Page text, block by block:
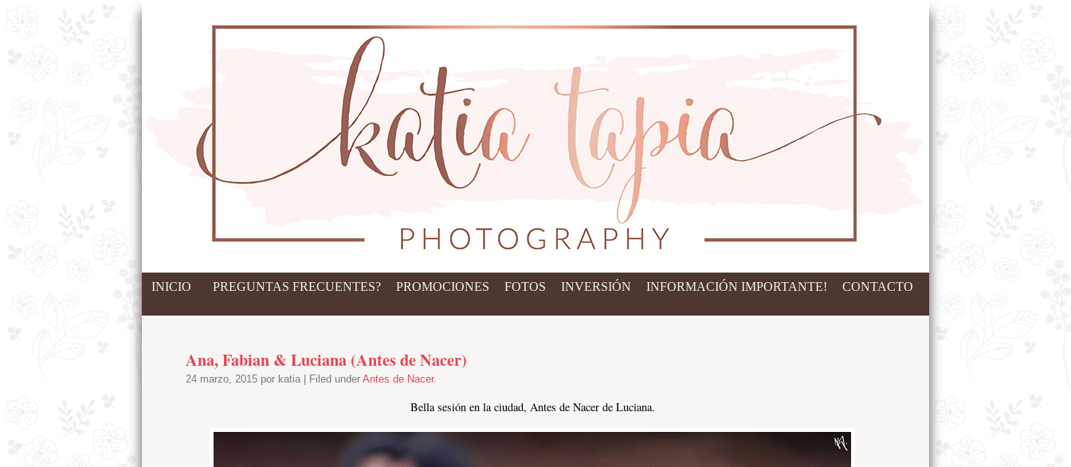
INICIO PREGUNTAS FRECUENTES? PROMOCIONES FOTOS INVERSIÓN INFORMACIÓN IMPORTANTE! CONTACTO
Ana, Fabian & Luciana (Antes de Nacer)
24 marzo, 2015 por katia | Filed under Antes de Nacer.
Bella sesión en la ciudad, Antes de Nacer de Luciana.